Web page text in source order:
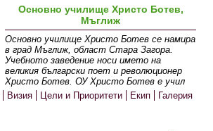
Основно училище Христо Ботев,
Мъглиж
Основно училище Христо Ботев се намира
в град Мъглиж, област Стара Загора.
Учебното заведение носи името на
великия български поет и революционер
Христо Ботев. ОУ Христо Ботев е учил
Визия Цели и Приоритети Екип Галерия